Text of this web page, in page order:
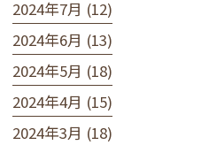
2024年7月 (12)
2024年6月 (13)
2024年5月 (18)
2024年4月 (15)
2024年3月 (18)